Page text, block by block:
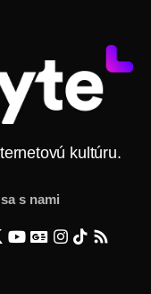
kultúru.
s nami